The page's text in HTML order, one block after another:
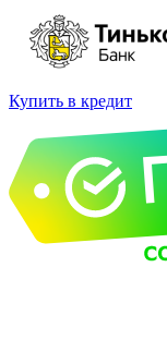
Купить в кредит